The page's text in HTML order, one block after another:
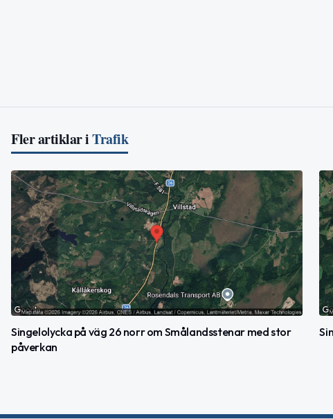
Fler artiklar iTrafik
Singelolycka på väg 26 norr om Smålandsstenar med stor
påverkan